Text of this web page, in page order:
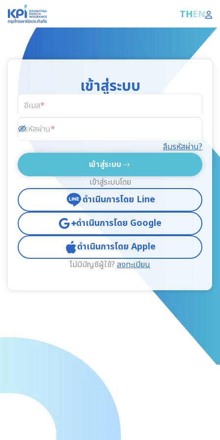
THEN
เข้าสู่ระบบ
อีเมล
รหัสผ่าน
ลืมรหัสผ่าน?
เข้าสู่ระบบ
เข้าสู่ระบบโดย
ดำเนินการโดย Line
ดำเนินการโดย Google
ดำเนินการโดย Apple
ไม่มีบัญชีผู้ใช้? ลงทะเบียน